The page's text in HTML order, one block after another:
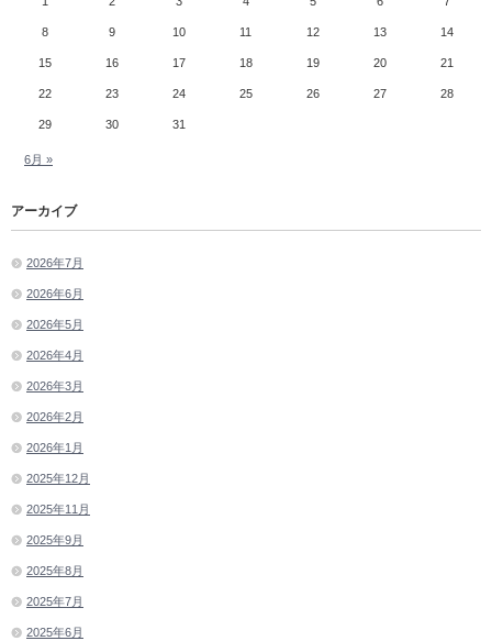
8 9 10 11 12 13 14
15 16 17 18 19 20 21
22 23 24 25 26 27 28
29 30 31
6月 »
アーカイブ
2026年7月
2026年6月
2026年5月
2026年4月
2026年3月
2026年2月
2026年1月
2025年12月
2025年11月
2025年9月
2025年8月
2025年7月
2025年6月